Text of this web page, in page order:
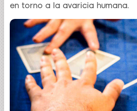
en torno a la avaricia humana.